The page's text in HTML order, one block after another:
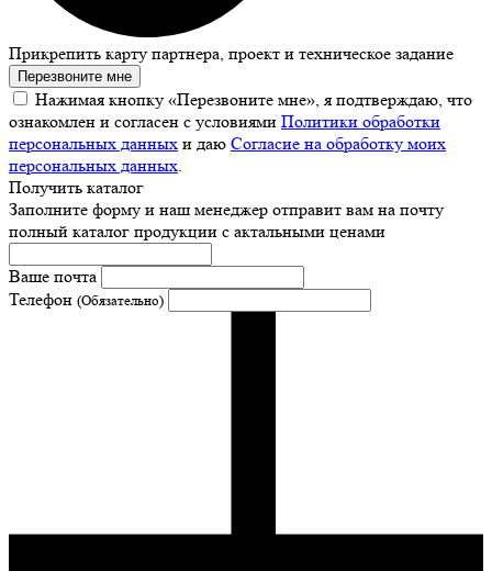
Прикрепить карту партнера, проект и техническое задание
Перезвоните мне
Нажимая кнопку «Перезвоните мне», я подтверждаю, что
ознакомлен и согласен с условиями Политики обработки
персональных данных и даю Согласие на обработку моих
персональных данных
Получить каталог
Заполните форму и наш менеджер отправит вам на почту
полный каталог продукции с актальными ценами
Ваше почта
Телефон (Обязательно)